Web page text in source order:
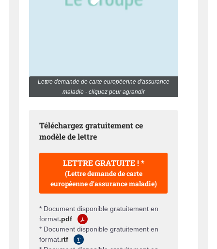
Lettre demande de carte européenne d'assurance
maladie - cliquez pour agrandir
Téléchargez gratuitement ce
modèle de lettre
LETTRE GRATUITE ! *
(Lettre demande de carte
européenne d'assurance maladie)
* Document disponible gratuitement en
format.pdf
* Document disponible gratuitement en
format.rtf